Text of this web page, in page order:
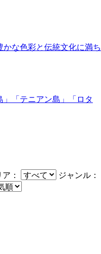
かな色彩と伝統文化に満ち
「テニアン島」「ロタ
：
ジャンル：